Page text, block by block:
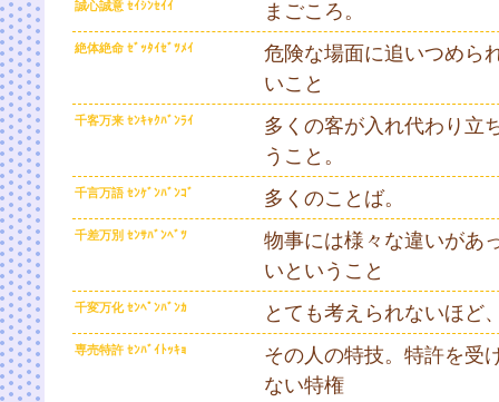
誠心誠意 ｾｲｼﾝｾｲｲ まごころ。
絶体絶命 ｾﾞｯﾀｲｾﾞﾂﾒｲ
危険な場面に追いつめら
いこと
千客万来 ｾﾝｷｬｸﾊﾞﾝﾗｲ
多くの客が入れ代わり立
うこと。
千言万語 ｾﾝｹﾞﾝﾊﾞﾝｺﾞ 多くのことば。
千差万別 ｾﾝｻﾊﾞﾝﾍﾞﾂ
物事には様々な違いがあ
いということ
千変万化 ｾﾝﾍﾟﾝﾊﾞﾝｶ とても考えられないほど
専売特許 ｾﾝﾊﾞｲﾄｯｷｮ
その人の特技。特許を受
ない特権